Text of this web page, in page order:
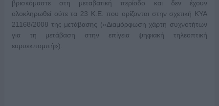
βρισκόμαστε στη μεταβατική περίοδο και δεν έχουν
ολοκληρωθεί ούτε τα 23 Κ.Ε. που ορίζονται στην σχετική ΚΥΑ
21168/2008 της μετάβασης («Διαμόρφωση χάρτη συχνοτήτων
για τη μετάβαση στην επίγεια ψηφιακή τηλεοπτική
ευρυεκπομπή»).